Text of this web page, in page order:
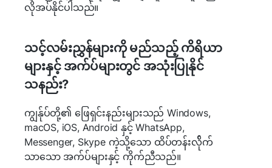
လိုအပ်နိုင်ပါသည်။
သင့်လမ်းညွှန်များကို မည်သည့် ကိရိယာ
များနှင့် အက်ပ်များတွင် အသုံးပြုနိုင်
သနည်း?
ကျွန်ုပ်တို့၏ ဖြေရှင်းနည်းများသည် Windows,
macOS, iOS, Android နှင့် WhatsApp,
Messenger, Skype ကဲ့သို့သော ထိပ်တန်းလ်ိုက်
သာသော အက်ပ်များနှင့် ကိုက်ညီသည်။